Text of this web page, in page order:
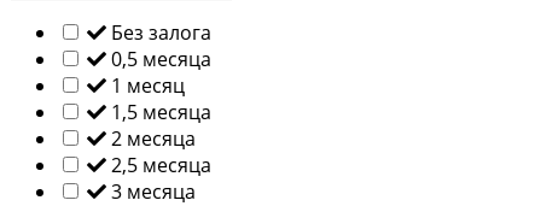
Без залога
0,5 месяца
1 месяц
1,5 месяца
2 месяца
2,5 месяца
3 месяца